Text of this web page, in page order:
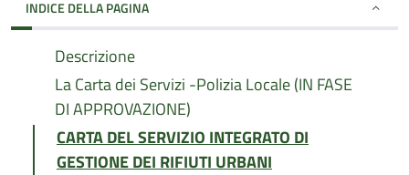
INDICE DELLA PAGINA
Descrizione
La Carta dei Servizi -Polizia Locale (IN FASE
DI APPROVAZIONE)
CARTA DEL SERVIZIO INTEGRATO DI
GESTIONE DEI RIFIUTI URBANI